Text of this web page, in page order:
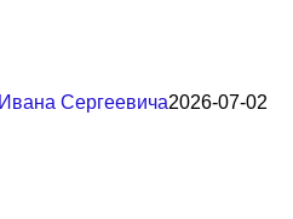
Сергеевича2026-07-02